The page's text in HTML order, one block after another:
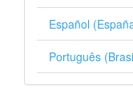
Español
Português